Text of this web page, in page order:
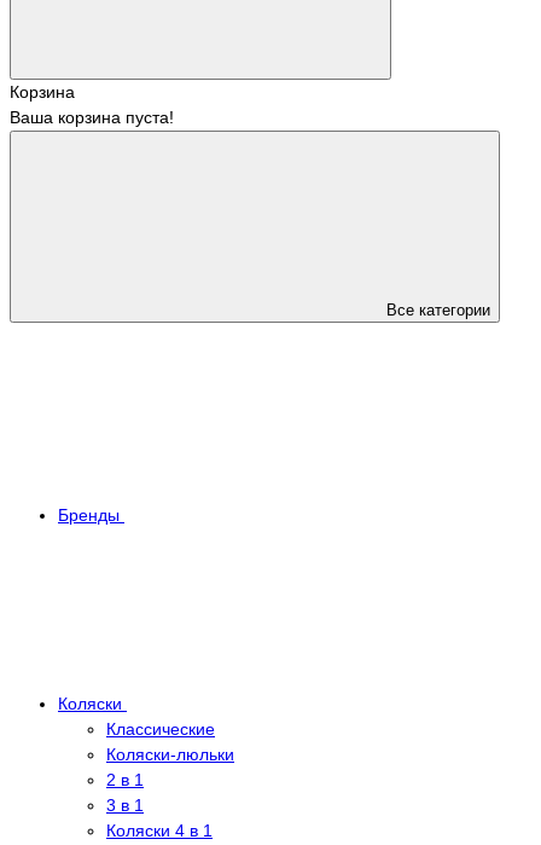
Корзина
Ваша корзина пуста!
Все категории
Бренды
Коляски
Классические
Коляски-люльки
2 в 1
3 в 1
Коляски 4 в 1